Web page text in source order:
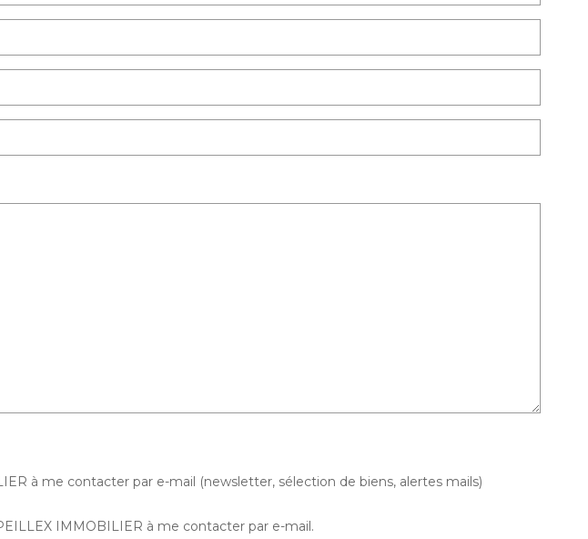
à me contacter par e-mail (newsletter, sélection de biens, alertes mails)
IMMOBILIER à me contacter par e-mail.